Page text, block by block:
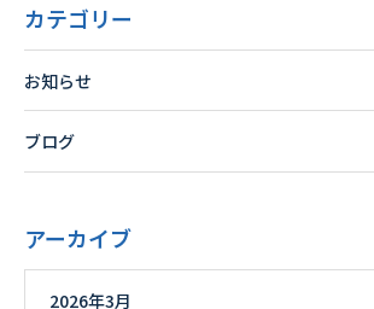
カテゴリー
お知らせ
ブログ
アーカイブ
2026年3月